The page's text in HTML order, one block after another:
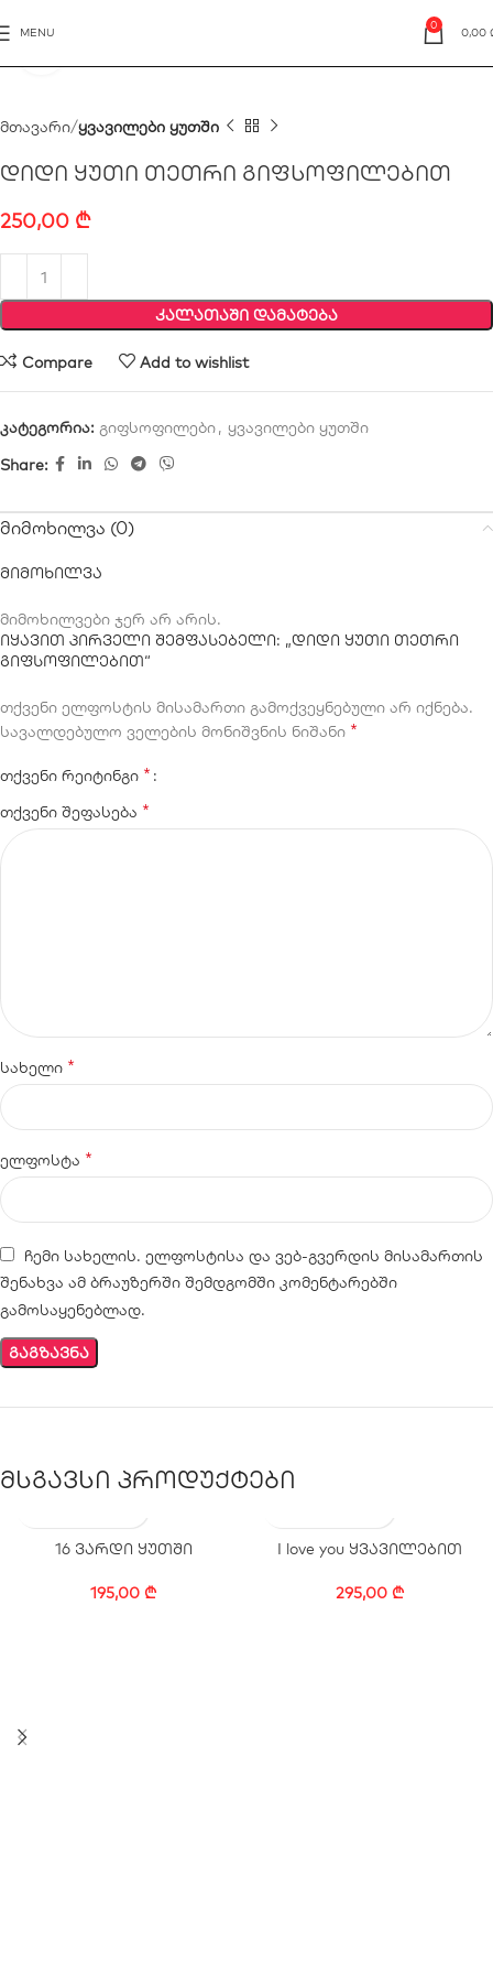
MENU
0
0,00
მთავარი ყვავილები ყუთში
დიდი ყუთი თეთრი გიფსოფილებით
250,00 ₾
ᲙᲐᲚᲐᲗᲐᲨᲘ ᲓᲐᲛᲐᲢᲔᲑᲐ
Compare Add to wishlist
კატეგორია: გიფსოფილები, ყვავილები ყუთში
Share:
მიმოხილვა (0)
მიმოხილვა
მიმოხილვები ჯერ არ არის.
იყავით პირველი შემფასებელი: „დიდი ყუთი თეთრი
გიფსოფილებით“
თქვენი ელფოსტის მისამართი გამოქვეყნებული არ იქნება.
სავალდებულო ველების მონიშვნის ნიშანი *
თქვენი რეიტინგი *
თქვენი შეფასება *
სახელი *
ელფოსტა *
ჩემი სახელის. ელფოსტისა და ვებ-გვერდის მისამართის
შენახვა ამ ბრაუზერში შემდგომში კომენტარებში
გამოსაყენებლად.
მსგავსი პროდუქტები
16 ვარდი ყუთში
195,00 ₾
I love you ყვავილებით
295,00 ₾